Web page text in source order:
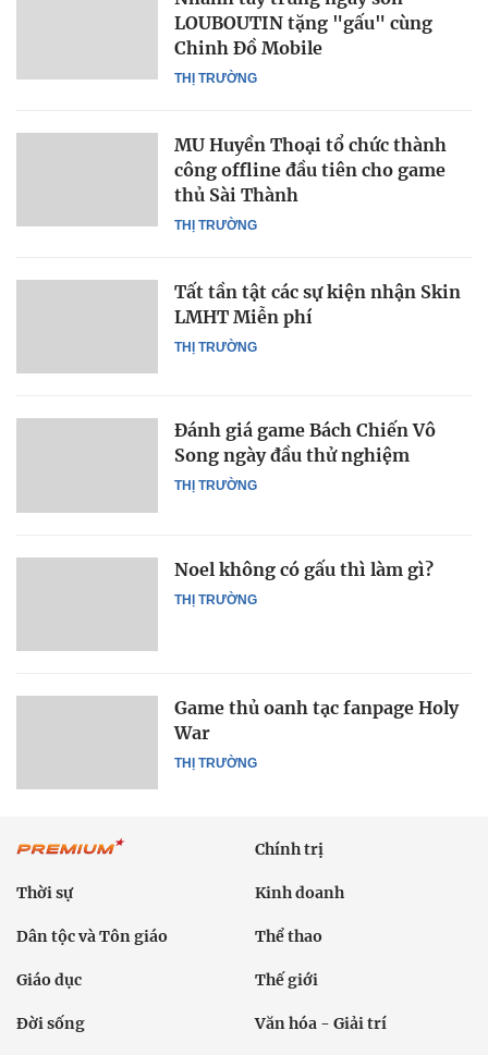
THỊ TRƯỜNG
LOUBOUTIN tặng "gấu" cùng
Chinh Đồ Mobile
THỊ TRƯỜNG
MU Huyền Thoại tổ chức thành
công offline đầu tiên cho game
thủ Sài Thành
THỊ TRƯỜNG
Tất tần tật các sự kiện nhận Skin
LMHT Miễn phí
THỊ TRƯỜNG
Đánh giá game Bách Chiến Vô
Song ngày đầu thử nghiệm
THỊ TRƯỜNG
Noel không có gấu thì làm gì?
THỊ TRƯỜNG
Game thủ oanh tạc fanpage Holy
War
Chính trị
Thời sự Kinh doanh
Dân tộc và Tôn giáo Thể thao
Giáo dục Thế giới
Đời sống Văn hóa - Giải trí